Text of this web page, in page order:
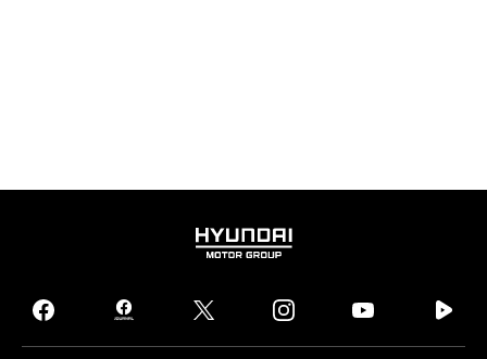
HYUNDAI
GROUP
facebook
hmg
journal
twitter instagram
tv